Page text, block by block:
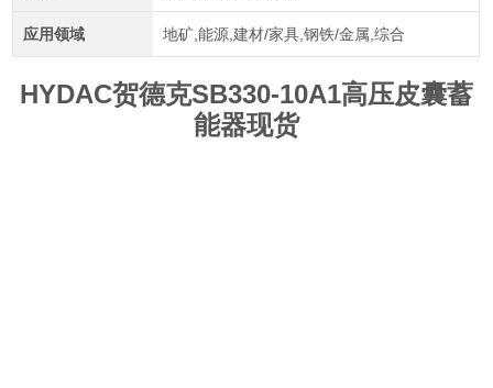
应用领域 地矿,能源,建材/家具,钢铁/金属,综合
HYDAC贺德克SB330-10A1高压皮囊蓄
能器现货